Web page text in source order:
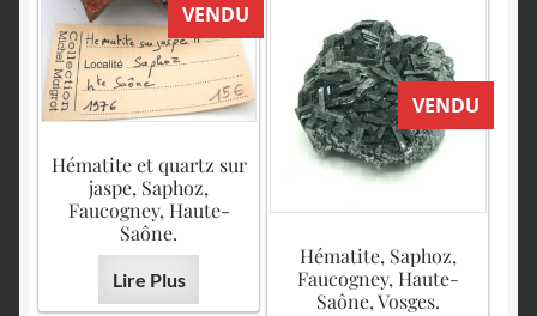
VENDU
Hématite et quartz sur
jaspe, Saphoz,
Faucogney, Haute-
Saône.
Lire Plus
VENDU
Hématite, Saphoz,
Faucogney, Haute-
Saône, Vosges.